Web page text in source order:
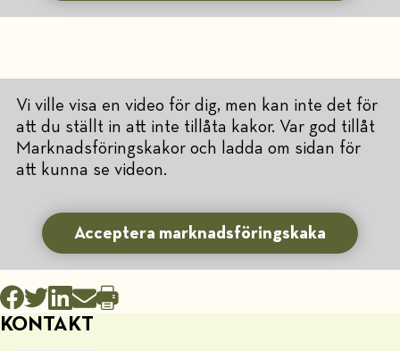
Vi ville visa en video för dig, men kan inte det för
att du ställt in att inte tillåta kakor. Var god tillåt
Marknadsföringskakor och ladda om sidan för
att kunna se videon.
Acceptera marknadsföringskaka
KONTAKT